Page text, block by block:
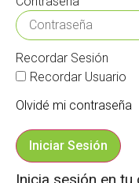
Recordar Sesión
Recordar Usuario
Olvidé mi contraseña
Iniciar Sesión
Inicia sesión en